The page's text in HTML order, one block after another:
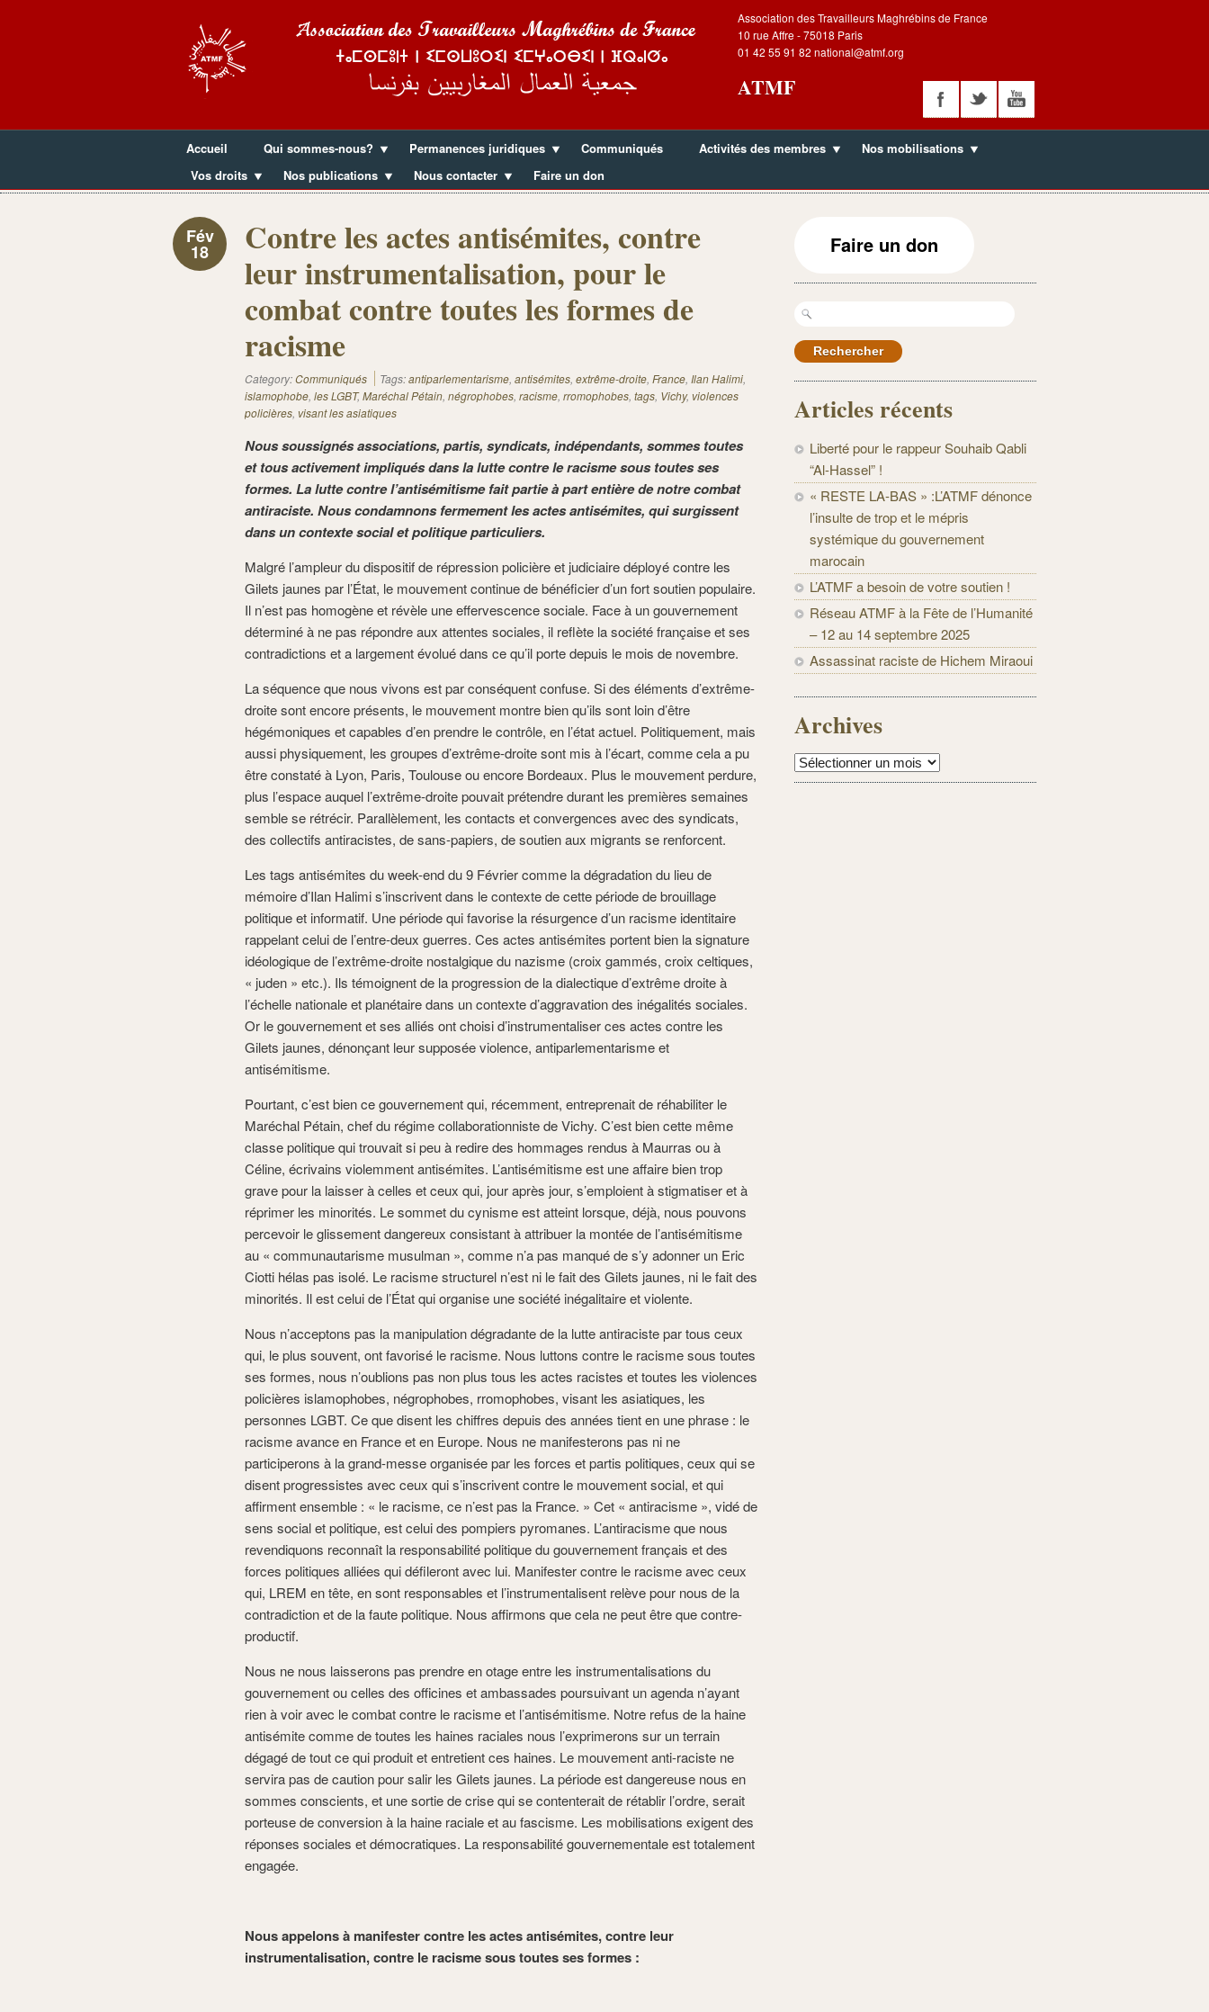
Association des Travailleurs Maghrébins de France
10 rue Affre - 75018 Paris
01 42 55 91 82 national@atmf.org
ATMF
Accueil Qui sommes-nous? Permanences juridiques Communiqués Activités des membres
Nos mobilisations
Vos droits
Nos publications Nous contacter Faire un don
Fév
18
Contre les actes antisémites, contre
leur instrumentalisation, pour le
combat contre toutes les formes de
racisme
Category:Communiqués Tags:antiparlementarisme, antisémites, extrême-droite, France, Ilan Halimi,
islamophobe, les LGBT,Maréchal Pétain, négrophobes, racisme, rromophobes, tags, Vichy, violences
policières, visant les asiatiques
Nous soussignés associations, partis, syndicats, indépendants, sommes toutes
et tous activement impliqués dans la lutte contre le racisme sous toutes ses
formes. La lutte contre l’antisémitisme fait partie à part entière de notre combat
antiraciste. Nous condamnons fermement les actes antisémites, qui surgissent
dans un contexte social et politique particuliers.
Malgré l’ampleur du dispositif de répression policière et judiciaire déployé contre les
Gilets jaunes par l’État, le mouvement continue de bénéficier d’un fort soutien populaire.
Il n’est pas homogène et révèle une effervescence sociale. Face à un gouvernement
déterminé à ne pas répondre aux attentes sociales, il reflète la société française et ses
contradictions et a largement évolué dans ce qu’il porte depuis le mois de novembre.
La séquence que nous vivons est par conséquent confuse. Si des éléments d’extrême-
droite sont encore présents, le mouvement montre bien qu’ils sont loin d’être
hégémoniques et capables d’en prendre le contrôle, en l’état actuel. Politiquement, mais
aussi physiquement, les groupes d’extrême-droite sont mis à l’écart, comme cela a pu
être constaté à Lyon, Paris, Toulouse ou encore Bordeaux. Plus le mouvement perdure,
plus l’espace auquel l’extrême-droite pouvait prétendre durant les premières semaines
semble se rétrécir. Parallèlement, les contacts et convergences avec des syndicats,
des collectifs antiracistes, de sans-papiers, de soutien aux migrants se renforcent.
Les tags antisémites du week-end du 9 Février comme la dégradation du lieu de
mémoire d’Ilan Halimi s’inscrivent dans le contexte de cette période de brouillage
politique et informatif. Une période qui favorise la résurgence d’un racisme identitaire
rappelant celui de l’entre-deux guerres. Ces actes antisémites portent bien la signature
idéologique de l’extrême-droite nostalgique du nazisme (croix gammés, croix celtiques,
« juden » etc.). Ils témoignent de la progression de la dialectique d’extrême droite à
l’échelle nationale et planétaire dans un contexte d’aggravation des inégalités sociales.
Or le gouvernement et ses alliés ont choisi d’instrumentaliser ces actes contre les
Gilets jaunes, dénonçant leur supposée violence, antiparlementarisme et
antisémitisme.
Pourtant, c’est bien ce gouvernement qui, récemment, entreprenait de réhabiliter le
Maréchal Pétain, chef du régime collaborationniste de Vichy. C’est bien cette même
classe politique qui trouvait si peu à redire des hommages rendus à Maurras ou à
Céline, écrivains violemment antisémites. L’antisémitisme est une affaire bien trop
grave pour la laisser à celles et ceux qui, jour après jour, s’emploient à stigmatiser et à
réprimer les minorités. Le sommet du cynisme est atteint lorsque, déjà, nous pouvons
percevoir le glissement dangereux consistant à attribuer la montée de l’antisémitisme
au « communautarisme musulman », comme n’a pas manqué de s’y adonner un Eric
Ciotti hélas pas isolé. Le racisme structurel n’est ni le fait des Gilets jaunes, ni le fait des
minorités. Il est celui de l’État qui organise une société inégalitaire et violente.
Nous n’acceptons pas la manipulation dégradante de la lutte antiraciste par tous ceux
qui, le plus souvent, ont favorisé le racisme. Nous luttons contre le racisme sous toutes
ses formes, nous n’oublions pas non plus tous les actes racistes et toutes les violences
policières islamophobes, négrophobes, rromophobes, visant les asiatiques, les
personnes LGBT. Ce que disent les chiffres depuis des années tient en une phrase : le
racisme avance en France et en Europe. Nous ne manifesterons pas ni ne
participerons à la grand-messe organisée par les forces et partis politiques, ceux qui se
disent progressistes avec ceux qui s’inscrivent contre le mouvement social, et qui
affirment ensemble : « le racisme, ce n’est pas la France. » Cet « antiracisme », vidé de
sens social et politique, est celui des pompiers pyromanes. L’antiracisme que nous
revendiquons reconnaît la responsabilité politique du gouvernement français et des
forces politiques alliées qui défileront avec lui. Manifester contre le racisme avec ceux
qui, LREM en tête, en sont responsables et l’instrumentalisent relève pour nous de la
contradiction et de la faute politique. Nous affirmons que cela ne peut être que contre-
productif.
Nous ne nous laisserons pas prendre en otage entre les instrumentalisations du
gouvernement ou celles des officines et ambassades poursuivant un agenda n’ayant
rien à voir avec le combat contre le racisme et l’antisémitisme. Notre refus de la haine
antisémite comme de toutes les haines raciales nous l’exprimerons sur un terrain
dégagé de tout ce qui produit et entretient ces haines. Le mouvement anti-raciste ne
servira pas de caution pour salir les Gilets jaunes. La période est dangereuse nous en
sommes conscients, et une sortie de crise qui se contenterait de rétablir l’ordre, serait
porteuse de conversion à la haine raciale et au fascisme. Les mobilisations exigent des
réponses sociales et démocratiques. La responsabilité gouvernementale est totalement
engagée.
Nous appelons à manifester contre les actes antisémites, contre leur
instrumentalisation, contre le racisme sous toutes ses formes :
Faire un don
Rechercher :
Articles récents
Liberté pour le rappeur Souhaib Qabli
“Al-Hassel” !
« RESTE LA-BAS » :L’ATMF dénonce
l’insulte de trop et le mépris
systémique du gouvernement
marocain
L’ATMF a besoin de votre soutien !
Réseau ATMF à la Fête de l’Humanité
– 12 au 14 septembre 2025
Assassinat raciste de Hichem Miraoui
Archives
Archives